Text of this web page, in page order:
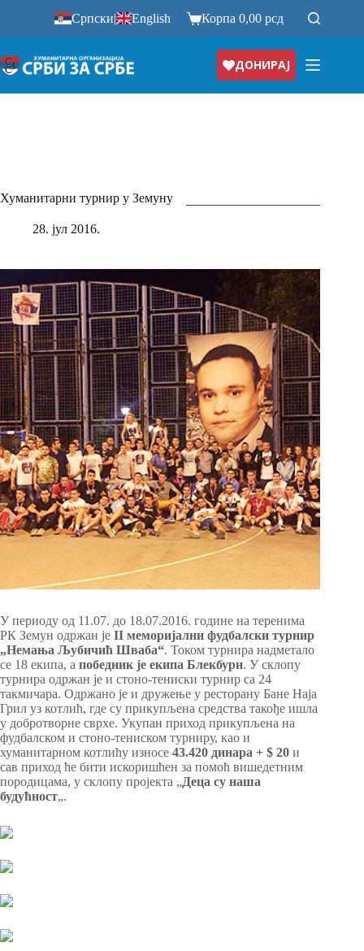
Српски| English Корпа0,00рсд
ДОНИРАЈ
Хуманитарни турнир у Земуну
28. јул 2016.
У периоду од 11.07. до 18.07.2016. године на теренима
РК Земун одржан је II меморијални фудбалски турнир
„Немања Љубичић Шваба“. Током турнира надметало
се 18 екипа, а победник је екипа Блекбурн. У склопу
турнира одржан је и стоно-тениски турнир са 24
такмичара. Одржано је и дружење у ресторану Бане Наја
Грил уз котлић, где су прикупљена средства такође ишла
у добротворне сврхе. Укупан приход прикупљена на
фудбалском и стоно-тениском турниру, као и
хуманитарном котлићу износе 43.420 динара + $ 20 и
сав приход ће бити искоришћен за помоћ вишедетним
породицама, у склопу пројекта „Деца су наша
будућност„.